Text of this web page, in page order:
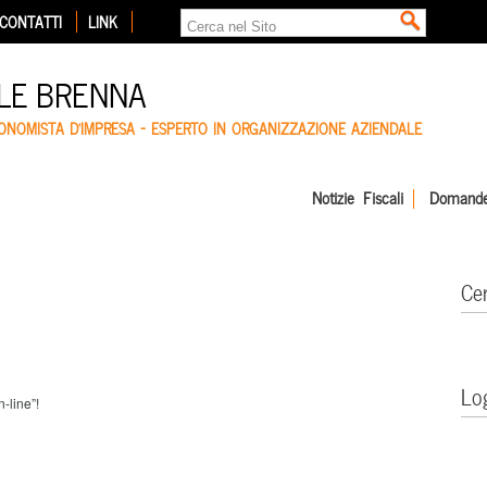
CONTATTI LINK
BRENNA
D'IMPRESA – ESPERTO IN ORGANIZZAZIONE AZIENDALE
Notizie Fiscali
line”!